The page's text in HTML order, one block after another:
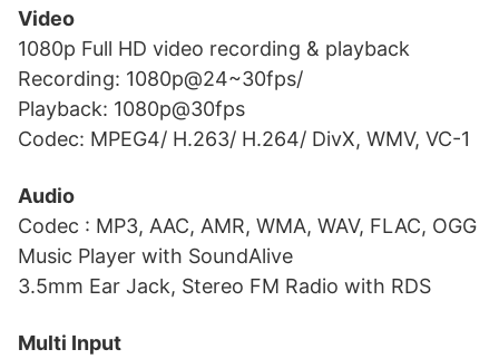
Video
1080p Full HD video recording & playback
Recording: 1080p@24~30fps/
Playback: 1080p@30fps
Codec: MPEG4/ H.263/ H.264/ DivX, WMV, VC-1
Audio
Codec : MP3, AAC, AMR, WMA, WAV, FLAC, OGG
Music Player with SoundAlive
3.5mm Ear Jack, Stereo FM Radio with RDS
Multi Input